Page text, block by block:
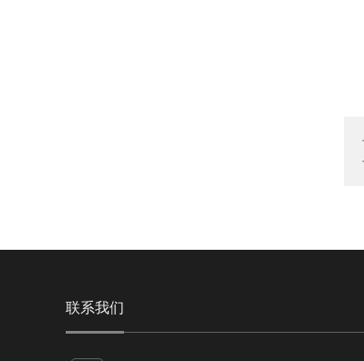
联系我们